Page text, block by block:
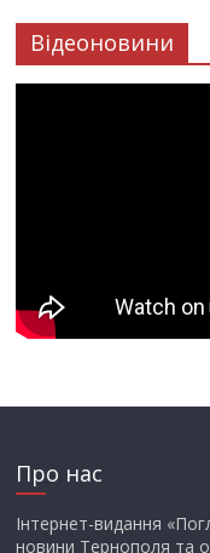
Відеоновини
Про нас
Інтернет-видання
новини Тернополя та